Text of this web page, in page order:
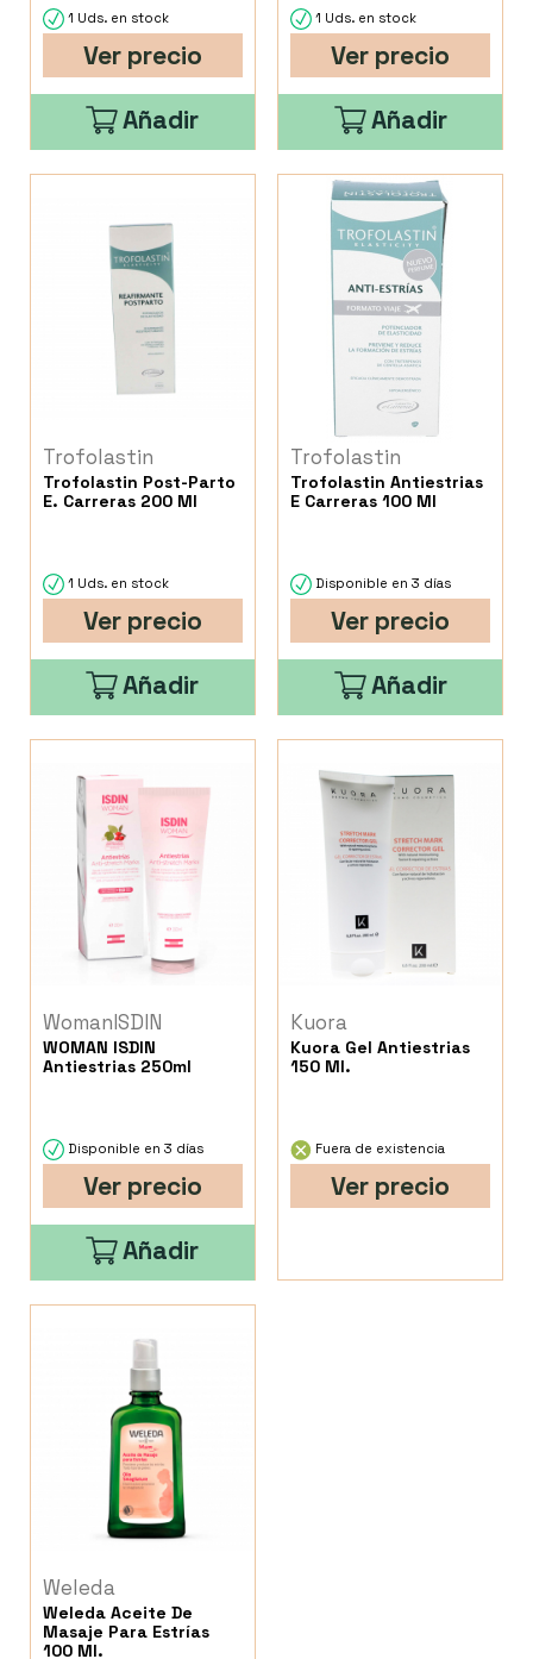
1 Uds. en stock
Ver precio
Añadir
1 Uds. en stock
Ver precio
Añadir
Trofolastin
Trofolastin Post-Parto
E. Carreras 200 Ml
1 Uds. en stock
Ver precio
Añadir
Trofolastin
Trofolastin Antiestrias
E Carreras 100 Ml
Disponible en 3 días
Ver precio
Añadir
WomanISDIN
WOMAN ISDIN
Antiestrias 250ml
Disponible en 3 días
Ver precio
Añadir
Kuora
Kuora Gel Antiestrias
150 Ml.
Fuera de existencia
Ver precio
Weleda
Weleda Aceite De
Masaje Para Estrías
100 Ml.